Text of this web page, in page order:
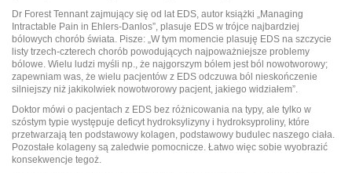
Dr Forest Tennant zajmujący się od lat EDS, autor książki „Managing
Intractable Pain in Ehlers-Danlos”, plasuje EDS w trójce najbardziej
bólowych chorób świata. Pisze: „W tym momencie plasuję EDS na szczycie
listy trzech-czterech chorób powodujących najpoważniejsze problemy
bólowe. Wielu ludzi myśli np., że najgorszym bólem jest ból nowotworowy;
zapewniam was, że wielu pacjentów z EDS odczuwa ból nieskończenie
silniejszy niż jakikolwiek nowotworowy pacjent, jakiego widziałem”.
Doktor mówi o pacjentach z EDS bez różnicowania na typy, ale tylko w
szóstym typie występuje deficyt hydroksylizyny i hydroksyproliny, które
przetwarzają ten podstawowy kolagen, podstawowy budulec naszego ciała.
Pozostałe kolageny są zaledwie pomocnicze. Łatwo więc sobie wyobrazić
konsekwencje tegoż.